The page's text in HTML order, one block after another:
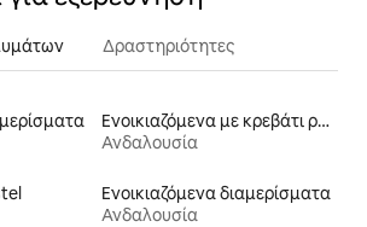
Δραστηριότητες
Ενοικιαζόμενα με κρεβάτι ρυθμιζόμενου ύψους
Ανδαλουσία
Ενοικιαζόμενα διαμερίσματα
Ανδαλουσία